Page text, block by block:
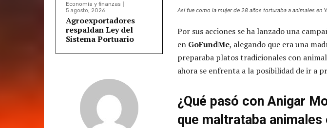
Economía y finanzas
5 agosto, 2026
Agroexportadores
respaldan Ley del
Sistema Portuario
Así fue como la mujer de 28 años torturaba a animales en
Por sus acciones se ha lanzado una
en GoFundMe, alegando que era una
preparaba platos tradicionales con
ahora se enfrenta a la posibilidad de ir a
¿Qué pasó con Anigar
que maltrataba animales